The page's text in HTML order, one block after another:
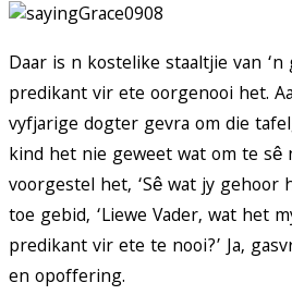
Daar is n kostelike staaltjie van
predikant vir ete oorgenooi het.
vyfjarige dogter gevra om die
kind het nie geweet wat om te sê
voorgestel het, ‘Sê wat jy gehoor
toe gebid, ‘Liewe Vader, wat het
predikant vir ete te nooi?’ Ja,
en opoffering.